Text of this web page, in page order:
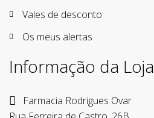
Vales de desconto
Os meus alertas
Informação da Loja
Farmacia Rodrigues Ovar